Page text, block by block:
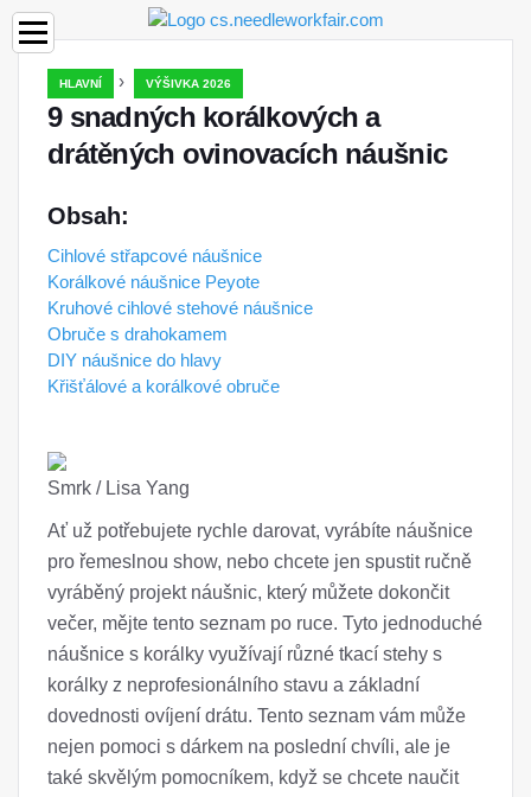
HLAVNÍ › VÝŠIVKA 2026
9 snadných korálkových a
drátěných ovinovacích náušnic
Obsah:
Cihlové střapcové náušnice
Korálkové náušnice Peyote
Kruhové cihlové stehové náušnice
Obruče s drahokamem
DIY náušnice do hlavy
Křišťálové a korálkové obruče
Smrk / Lisa Yang
Ať už potřebujete rychle darovat, vyrábíte náušnice
pro řemeslnou show, nebo chcete jen spustit ručně
vyráběný projekt náušnic, který můžete dokončit
večer, mějte tento seznam po ruce. Tyto jednoduché
náušnice s korálky využívají různé tkací stehy s
korálky z neprofesionálního stavu a základní
dovednosti ovíjení drátu. Tento seznam vám může
nejen pomoci s dárkem na poslední chvíli, ale je
také skvělým pomocníkem, když se chcete naučit